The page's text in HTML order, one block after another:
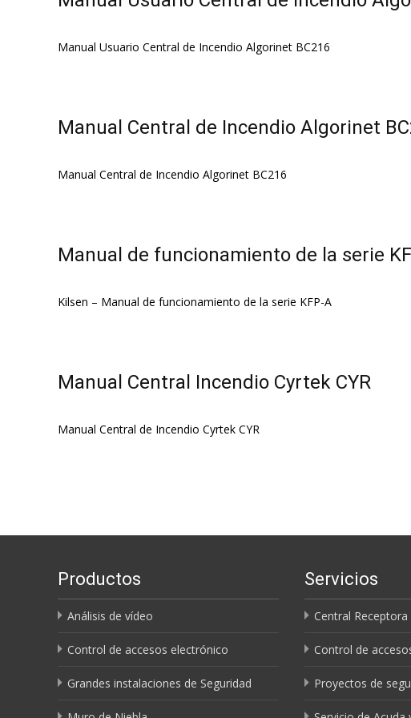
Manual Usuario Central de Incendio Algorinet BC216
Manual Central de Incendio Algorinet
Manual Central de Incendio Algorinet BC216
Manual de funcionamiento de la serie
Kilsen – Manual de funcionamiento de la serie KFP-A
Manual Central Incendio Cyrtek CYR
Manual Central de Incendio Cyrtek CYR
Productos
Análisis de vídeo
Control de accesos electrónico
Grandes instalaciones de Seguridad
Servicios
Central Receptora
Control de
Proyectos de